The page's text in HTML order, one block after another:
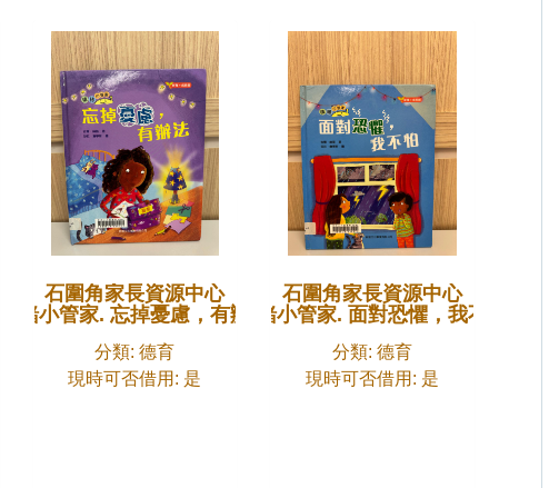
石圍角家長資源中心
情緒小管家. 忘掉憂慮，有辦法
分類: 德育
現時可否借用: 是
石圍角家長資源中心
情緒小管家. 面對恐懼，我不怕
分類: 德育
現時可否借用: 是